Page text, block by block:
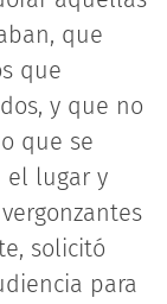
que
que
y que no
que se
el lugar y
solicitó
para